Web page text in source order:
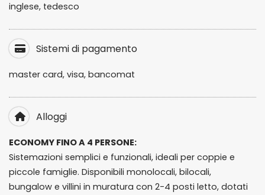
inglese, tedesco
Sistemi di pagamento
master card, visa, bancomat
Alloggi
ECONOMY FINO A 4 PERSONE:
Sistemazioni semplici e funzionali, ideali per coppie e
piccole famiglie. Disponibili monolocali, bilocali,
bungalow e villini in muratura con 2-4 posti letto, dotati